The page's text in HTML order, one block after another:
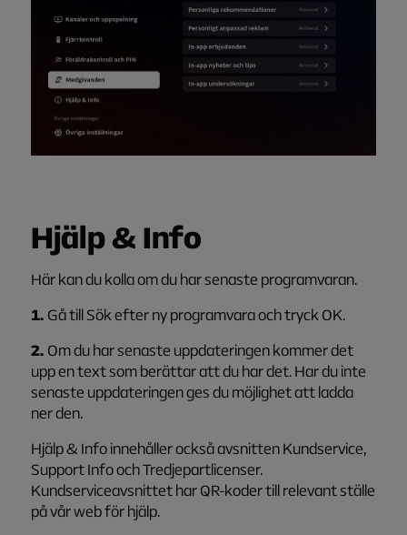
Hjälp & Info
Här kan du kolla om du har senaste programvaran.
1. Gå till Sök efter ny programvara och tryck OK.
2. Om du har senaste uppdateringen kommer det
upp en text som berättar att du har det. Har du inte
senaste uppdateringen ges du möjlighet att ladda
ner den.
Hjälp & Info innehåller också avsnitten Kundservice,
Support Info och Tredjepartlicenser.
Kundserviceavsnittet har QR-koder till relevant ställe
på vår web för hjälp.